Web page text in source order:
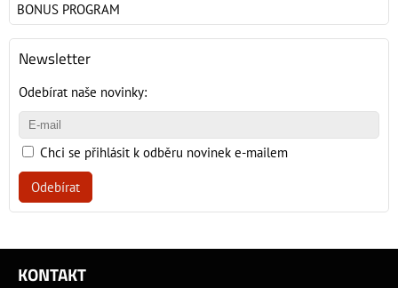
BONUS PROGRAM
Newsletter
Odebírat naše novinky:
Chci se přihlásit k odběru novinek e-mailem
Odebírat
KONTAKT